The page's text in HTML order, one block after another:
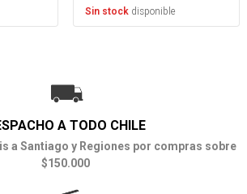
Sin stock disponible
A TODO CHILE
a Santiago y Regiones por compras sobre
$150.000